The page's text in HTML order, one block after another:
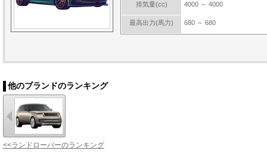
排気量(cc) 4000 ～ 4000
最高出力(馬力) 680 ～ 680
他のブランドのランキング
<<ランドローバーのランキング